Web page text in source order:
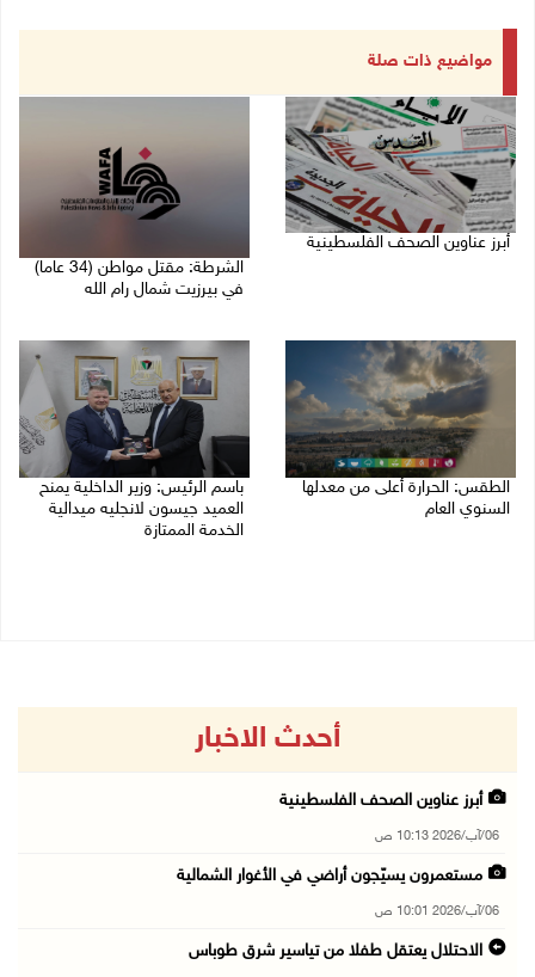
مواضيع ذات صلة
أبرز عناوين الصحف الفلسطينية
الشرطة: مقتل مواطن (34 عاما)
في بيرزيت شمال رام الله
الطقس: الحرارة أعلى من معدلها
السنوي العام
باسم الرئيس: وزير الداخلية يمنح
العميد جيسون لانجليه ميدالية
الخدمة الممتازة
أحدث الاخبار
أبرز عناوين الصحف الفلسطينية
06/آب/2026 10:13 ص
مستعمرون يسيّجون أراضي في الأغوار الشمالية
06/آب/2026 10:01 ص
الاحتلال يعتقل طفلا من تياسير شرق طوباس